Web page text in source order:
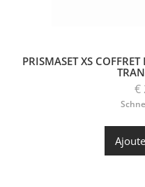
PRISMASET XS
€